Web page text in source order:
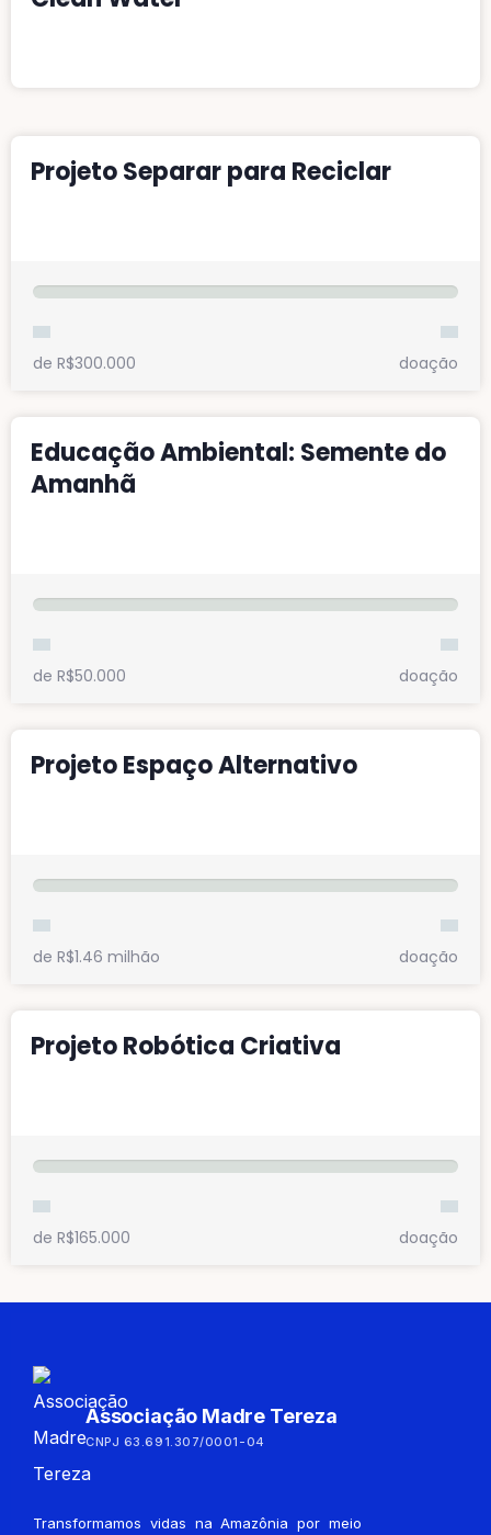
Projeto Separar para Reciclar
de R$300.000 doação
Educação Ambiental: Semente do
Amanhã
de R$50.000 doação
Projeto Espaço Alternativo
de R$1.46 milhão doação
Projeto Robótica Criativa
de R$165.000 doação
Associação Madre Tereza
CNPJ 63.691.307/0001-04
Transformamos vidas na Amazônia por meio